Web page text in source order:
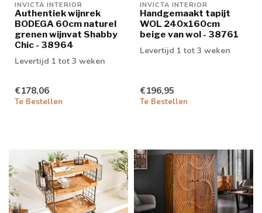
INVICTA INTERIOR
Authentiek wijnrek
BODEGA 60cm naturel
grenen wijnvat Shabby
Chic - 38964
Levertijd 1 tot 3 weken
€178,06
Te Bestellen
INVICTA INTERIOR
Handgemaakt tapijt
WOL 240x160cm
beige van wol - 38761
Levertijd 1 tot 3 weken
€196,95
Te Bestellen